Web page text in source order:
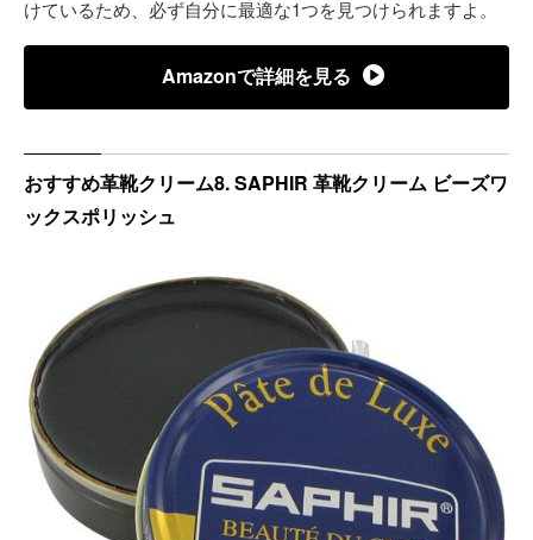
けているため、必ず自分に最適な1つを見つけられますよ。
Amazonで詳細を見る
おすすめ革靴クリーム8. SAPHIR 革靴クリーム ビーズワ
ックスポリッシュ